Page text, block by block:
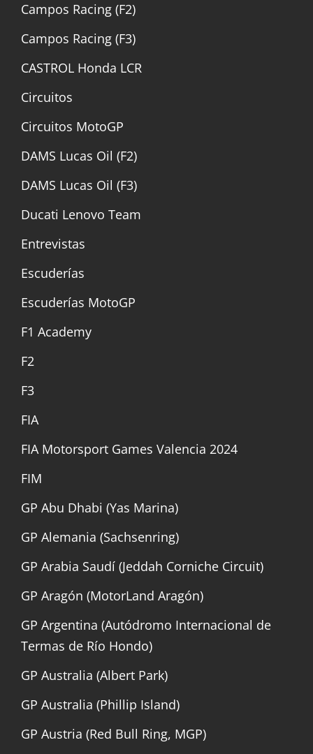
Campos Racing (F2)
Campos Racing (F3)
CASTROL Honda LCR
Circuitos
Circuitos MotoGP
DAMS Lucas Oil (F2)
DAMS Lucas Oil (F3)
Ducati Lenovo Team
Entrevistas
Escuderías
Escuderías MotoGP
F1 Academy
F2
F3
FIA
FIA Motorsport Games Valencia 2024
FIM
GP Abu Dhabi (Yas Marina)
GP Alemania (Sachsenring)
GP Arabia Saudí (Jeddah Corniche Circuit)
GP Aragón (MotorLand Aragón)
GP Argentina (Autódromo Internacional de
Termas de Río Hondo)
GP Australia (Albert Park)
GP Australia (Phillip Island)
GP Austria (Red Bull Ring, MGP)